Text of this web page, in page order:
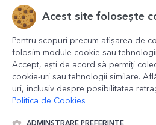
Acest site folosește
Pentru scopuri precum afișarea de
folosim module cookie sau
Accept, ești de acord să permiți
cookie-uri sau tehnologii similare.
uri, inclusiv despre posibilitatea
Politica de Cookies